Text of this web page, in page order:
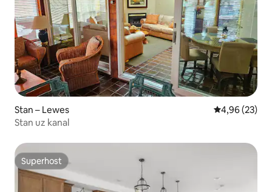
Stan – Lewes Prosječna
4,96 (23)
Stan uz kanal
Superhost
Superhost